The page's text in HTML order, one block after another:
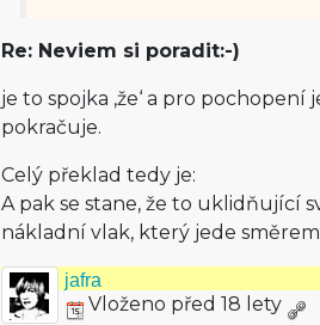
Re: Neviem si poradit:-)
je to spojka ‚že‘ a pro
pokračuje.
Celý překlad tedy je:
A pak se stane, že to uklidňující
nákladní vlak, který jede
jafra
Vloženo před 18 lety